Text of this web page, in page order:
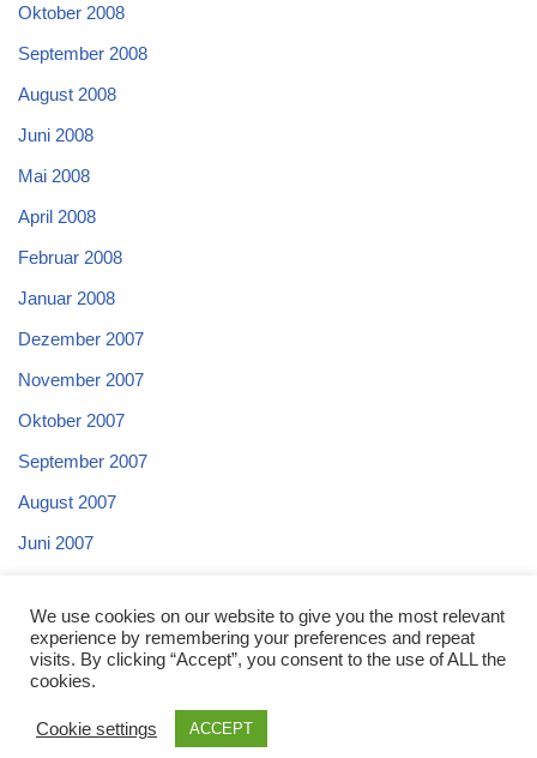
Oktober 2008
September 2008
August 2008
Juni 2008
Mai 2008
April 2008
Februar 2008
Januar 2008
Dezember 2007
November 2007
Oktober 2007
September 2007
August 2007
Juni 2007
April 2007
We use cookies on our website to give you the most relevant
experience by remembering your preferences and repeat
visits. By clicking “Accept”, you consent to the use of ALL the
cookies.
Cookie settings ACCEPT